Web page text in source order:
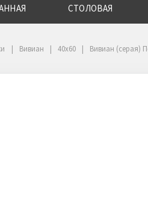
СТОЛОВАЯ
Вивиан 40х60 Вивиан (серая)